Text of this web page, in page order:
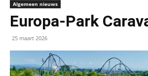
Algemeen nieuws
Europa‑Park
25 maart 2026